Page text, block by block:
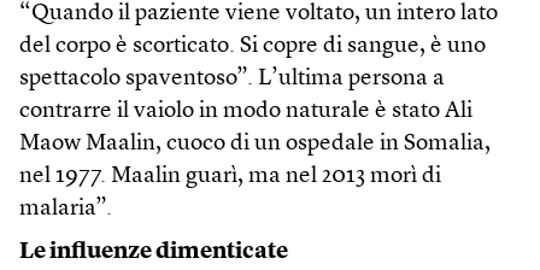
“Quando il paziente viene voltato, un intero lato
del corpo è scorticato. Si copre di sangue, è uno
spettacolo spaventoso”. L’ultima persona a
contrarre il vaiolo in modo naturale è stato Ali
Maow Maalin, cuoco di un ospedale in Somalia,
nel 1977. Maalin guarì, ma nel 2013 morì di
malaria”.
Le influenze dimenticate